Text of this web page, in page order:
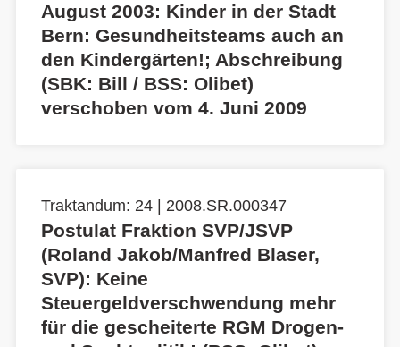
August 2003: Kinder in der Stadt
Bern: Gesundheitsteams auch an
den Kindergärten!; Abschreibung
(SBK: Bill / BSS: Olibet)
verschoben vom 4. Juni 2009
Traktandum: 24 | 2008.SR.000347
Postulat Fraktion SVP/JSVP
(Roland Jakob/Manfred Blaser,
SVP): Keine
Steuergeldverschwendung mehr
für die gescheiterte RGM Drogen-